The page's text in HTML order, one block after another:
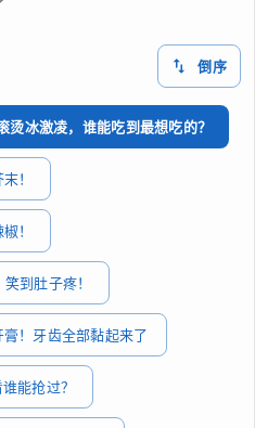
倒序
冰激凌，谁能吃到最想吃的？
！
！
到肚子疼！
！牙齿全部黏起来了
能抢过？